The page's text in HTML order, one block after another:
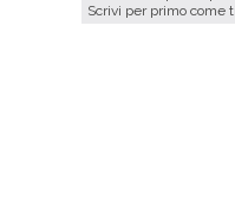
Scrivi per primo come